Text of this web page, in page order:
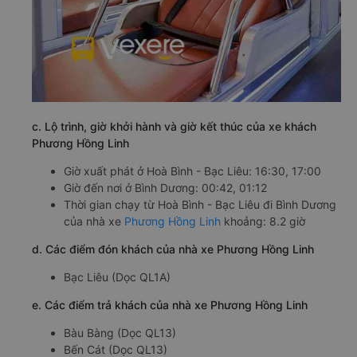
c. Lộ trình, giờ khởi hành và giờ kết thúc của xe khách
Phương Hồng Linh
Giờ xuất phát ở Hoà Bình - Bạc Liêu: 16:30, 17:00
Giờ đến nơi ở Bình Dương: 00:42, 01:12
Thời gian chạy từ Hoà Bình - Bạc Liêu đi Bình Dương
của nhà xe Phương Hồng Linh khoảng: 8.2 giờ
d. Các điểm đón khách của nhà xe Phương Hồng Linh
Bạc Liêu (Dọc QL1A)
e. Các điểm trả khách của nhà xe Phương Hồng Linh
Bàu Bàng (Dọc QL13)
Bến Cát (Dọc QL13)